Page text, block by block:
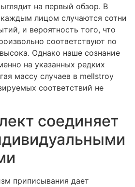
на первый обзор. В
лицом случаются сотни
и вероятность того, что
соответствуют по
Однако наше сознание
на указанных редких
массу случаев в mellstroy
соответствий не
соединяет
приписывания дает